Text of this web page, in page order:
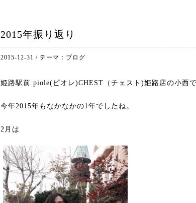
2015年振り返り
2015-12-31 / テーマ： ブログ
姫路駅前 piole(ピオレ)CHEST（チェスト)姫路店の小西
今年2015年もなかなかの1年でしたね。
2月は